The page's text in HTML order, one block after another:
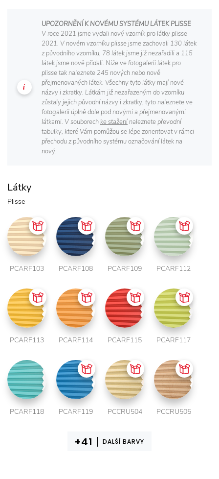
UPOZORNĚNÍ K NOVÉMU SYSTÉMU LÁTEK PLISSE
V roce 2021 jsme vydali nový vzorník pro látky plisse
2021. V novém vzorníku plisse jsme zachovali 130 látek
z původního vzorníku, 78 látek jsme již nezařadili a 115
látek jsme nově přidali. Níže ve fotogalerii látek pro
plisse tak naleznete 245 nových nebo nově
přejmenovaných látek. Všechny tyto látky mají nové
názvy i zkratky. Látkám již nezařazeným do vzorníku
zůstaly jejich původní názvy i zkratky, tyto naleznete ve
fotogalerii úplně dole pod novými a přejmenovanými
látkami. V souborech ke staženínaleznete převodní
tabulky, které Vám pomůžou se lépe zorientovat v rámci
přechodu z původního systému označování látek na
nový.
Látky
Plisse
PCARF103 PCARF108 PCARF109 PCARF112
PCARF113 PCARF114 PCARF115 PCARF117
PCARF118 PCARF119 PCCRU504 PCCRU505
DALŠÍ BARVY